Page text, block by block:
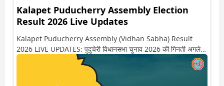
Kalapet Puducherry Assembly Election
Result 2026 Live Updates
Kalapet Puducherry Assembly (Vidhan Sabha) Result
2026 LIVE UPDATES: पुदुचेरी विधानसभा चुनाव 2026 की गिनती अगले
कुछ ही देर में शुरू होने वाली है. यहां देखें कालापेट सीट पर कौन आगे-कौन पीछे
से लेकर किस तरफ जा रहें है रुझान. साथ ही पाइए इस सीट पर हो रही हर एक
हलचल की अपडेट वो भी रियल टाइम में